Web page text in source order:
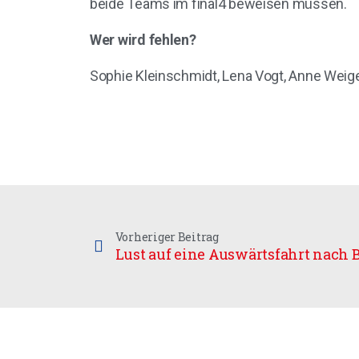
beide Teams im final4 beweisen müssen.
Wer wird fehlen?
Sophie Kleinschmidt, Lena Vogt, Anne
Vorheriger Beitrag
Lust auf eine Auswärtsfahrt nach